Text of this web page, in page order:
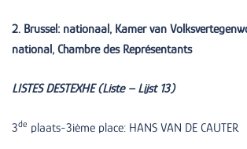
2. Brussel: nationaal, Kamer van
national, Chambre des Représentants
LISTES DESTEXHE (Liste – Lijst 13)
3de plaats-3ième place: HANS VAN DE CAUTER